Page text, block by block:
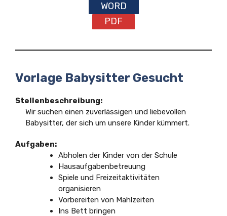
WORD
PDF
Vorlage Babysitter Gesucht
Stellenbeschreibung:
Wir suchen einen zuverlässigen und liebevollen
Babysitter, der sich um unsere Kinder kümmert.
Aufgaben:
Abholen der Kinder von der Schule
Hausaufgabenbetreuung
Spiele und Freizeitaktivitäten
organisieren
Vorbereiten von Mahlzeiten
Ins Bett bringen